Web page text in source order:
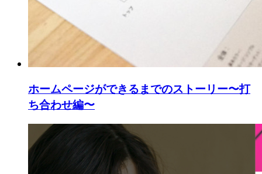
ホームページができるまでのストーリー〜打
ち合わせ編〜